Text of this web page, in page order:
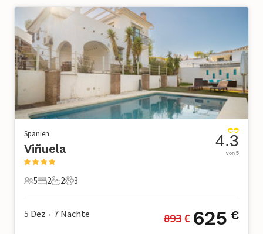
Spanien
Viñuela
5 Gäste
5
2 Schlafzimmer
2
2 Badezimmer
2
3 Haustiere
3
4.3
von 5
5 Dez • 7 Nächte 893 € 625 €